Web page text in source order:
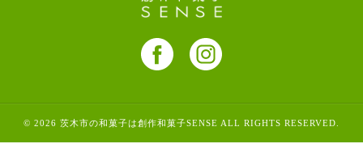
© 2026 茨木市の和菓子は創作和菓子SENSE ALL RIGHTS RESERVED.